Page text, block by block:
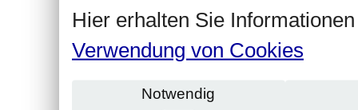
Hier erhalten Sie
Verwendung von Cookies
Notwendig